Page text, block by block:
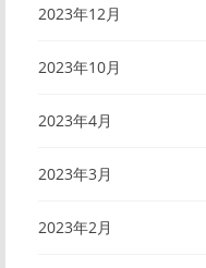
2023年12月
2023年10月
2023年4月
2023年3月
2023年2月